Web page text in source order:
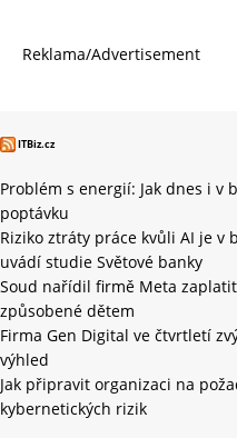
Reklama/Advertisement
ITBiz.cz
Problém s energií: Jak dnes i
poptávku
Riziko ztráty práce kvůli AI je v
uvádí studie Světové banky
Soud nařídil firmě Meta
způsobené dětem
Firma Gen Digital ve čtvrtletí
výhled
Jak připravit organizaci na
kybernetických rizik